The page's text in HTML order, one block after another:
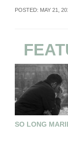
POSTED: MAY 21,
SO LONG